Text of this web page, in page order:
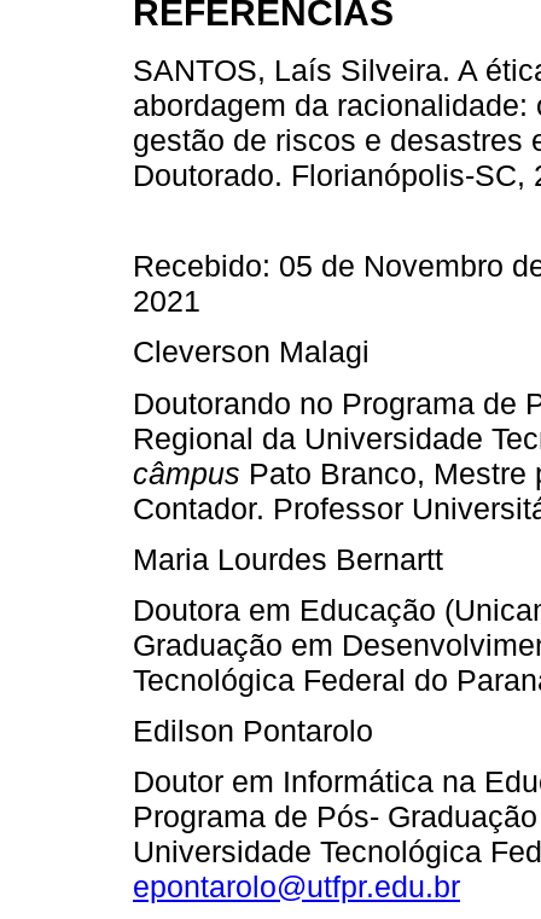
REFERÊNCIAS
SANTOS, Laís Silveira. A
abordagem da
gestão de riscos e desastres
Doutorado. Florianópolis-SC,
Recebido: 05 de Novembro
2021
Cleverson Malagi
Doutorando no Programa de
Regional da Universidade
câmpus Pato Branco, Mestre
Contador. Professor
Maria Lourdes Bernartt
Doutora em Educação
Graduação em
Tecnológica Federal do
Edilson Pontarolo
Doutor em Informática na
Programa de Pós-
Universidade Tecnológica
epontarolo@utfpr.edu.br